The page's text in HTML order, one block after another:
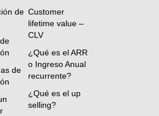
de
de
Customer
lifetime value –
CLV
¿Qué es el ARR
o Ingreso Anual
recurrente?
¿Qué es el up
selling?